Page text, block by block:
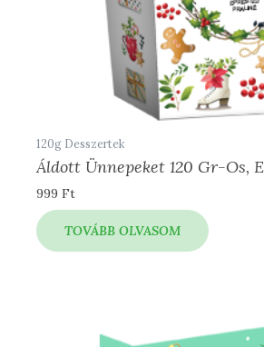
120g Desszertek
Áldott Ünnepeket 120 Gr-Os,
999 Ft
TOVÁBB OLVASOM